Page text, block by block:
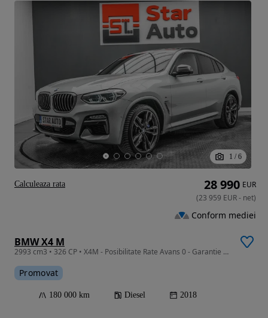
1 / 6
BMW X4 M
2993 cm3 • 326 CP • X4M - Posibilitate Rate Avans 0 - Garantie 12 Luni - IMPECABILA
Promovat
180 000 km Diesel 2018
28 990 EUR
(23 959 EUR- net)
Conform mediei
Calculeaza rata